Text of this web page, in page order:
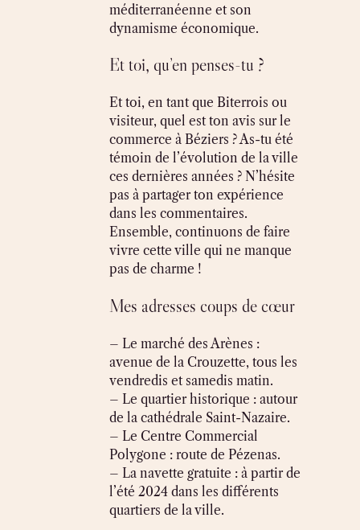
méditerranéenne et son
dynamisme économique.
Et toi, qu’en penses-tu ?
Et toi, en tant que Biterrois ou
visiteur, quel est ton avis sur le
commerce à Béziers ? As-tu été
témoin de l’évolution de la ville
ces dernières années ? N’hésite
pas à partager ton expérience
dans les commentaires.
Ensemble, continuons de faire
vivre cette ville qui ne manque
pas de charme !
Mes adresses coups de cœur
– Le marché des Arènes :
avenue de la Crouzette, tous les
vendredis et samedis matin.
– Le quartier historique : autour
de la cathédrale Saint-Nazaire.
– Le Centre Commercial
Polygone : route de Pézenas.
– La navette gratuite : à partir de
l’été 2024 dans les différents
quartiers de la ville.